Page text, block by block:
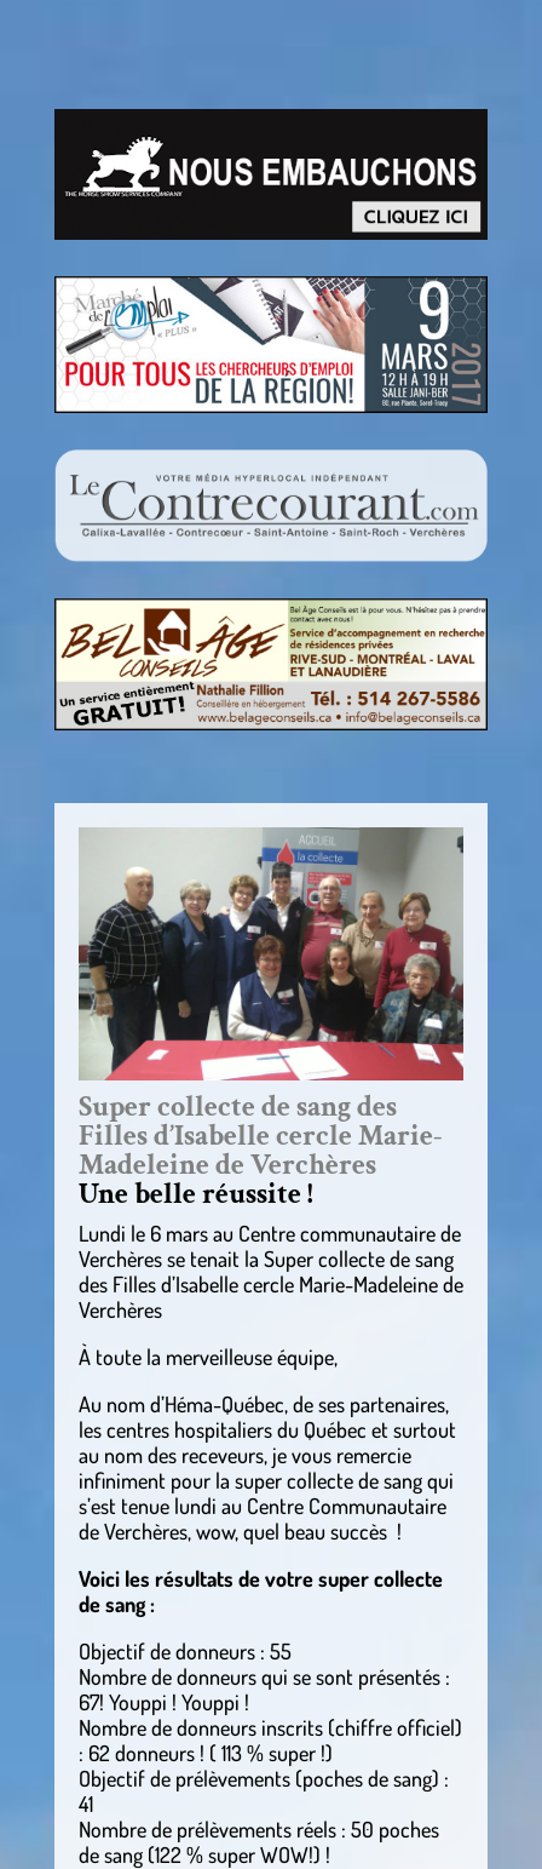
Super collecte de sang des
Filles d’Isabelle cercle Marie-
Madeleine de Verchères
Une belle réussite !
Lundi le 6 mars au Centre communautaire de
Verchères se tenait la Super collecte de sang
des Filles d’Isabelle cercle Marie-Madeleine de
Verchères
À toute la merveilleuse équipe,
Au nom d’Héma-Québec, de ses partenaires,
les centres hospitaliers du Québec et surtout
au nom des receveurs, je vous remercie
infiniment pour la super collecte de sang qui
s’est tenue lundi au Centre Communautaire
de Verchères, wow, quel beau succès !
Voici les résultats de votre super collecte
de sang :
Objectif de donneurs : 55
Nombre de donneurs qui se sont présentés :
67! Youppi ! Youppi !
Nombre de donneurs inscrits (chiffre officiel)
: 62 donneurs ! ( 113 % super !)
Objectif de prélèvements (poches de sang) :
41
Nombre de prélèvements réels : 50 poches
de sang (122 % super WOW!) !